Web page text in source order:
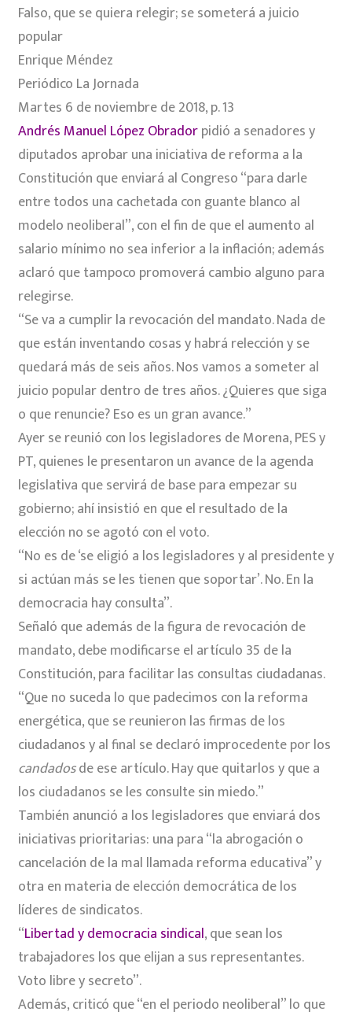
Falso, que se quiera relegir; se someterá a juicio
popular
Enrique Méndez
Periódico La Jornada
Martes 6 de noviembre de 2018, p. 13
Andrés Manuel López Obradorpidió a senadores y
diputados aprobar una iniciativa de reforma a la
Constitución que enviará al Congreso “para darle
entre todos una cachetada con guante blanco al
modelo neoliberal”, con el fin de que el aumento al
salario mínimo no sea inferior a la inflación; además
aclaró que tampoco promoverá cambio alguno para
relegirse.
“Se va a cumplir la revocación del mandato. Nada de
que están inventando cosas y habrá relección y se
quedará más de seis años. Nos vamos a someter al
juicio popular dentro de tres años. ¿Quieres que siga
o que renuncie? Eso es un gran avance.”
Ayer se reunió con los legisladores de Morena, PES y
PT, quienes le presentaron un avance de la agenda
legislativa que servirá de base para empezar su
gobierno; ahí insistió en que el resultado de la
elección no se agotó con el voto.
“No es de ‘se eligió a los legisladores y al presidente y
si actúan más se les tienen que soportar’. No. En la
democracia hay consulta”.
Señaló que además de la figura de revocación de
mandato, debe modificarse el artículo 35 de la
Constitución, para facilitar las consultas ciudadanas.
“Que no suceda lo que padecimos con la reforma
energética, que se reunieron las firmas de los
ciudadanos y al final se declaró improcedente por los
candadosde ese artículo. Hay que quitarlos y que a
los ciudadanos se les consulte sin miedo.”
También anunció a los legisladores que enviará dos
iniciativas prioritarias: una para “la abrogación o
cancelación de la mal llamada reforma educativa” y
otra en materia de elección democrática de los
líderes de sindicatos.
“Libertad y democracia sindical, que sean los
trabajadores los que elijan a sus representantes.
Voto libre y secreto”.
Además, criticó que “en el periodo neoliberal” lo que